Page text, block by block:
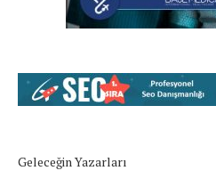
Geleceğin Yazarları